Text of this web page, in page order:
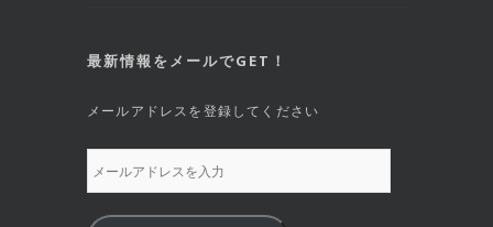
最新情報をメールでGET！
メールアドレスを登録してください